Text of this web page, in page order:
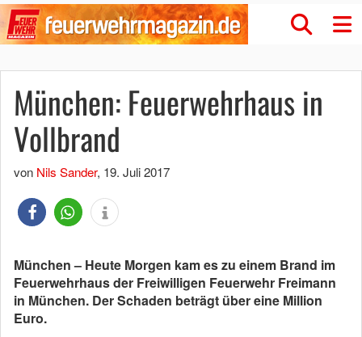
München: Feuerwehrhaus in
Vollbrand
von Nils Sander, 19. Juli 2017
München – Heute Morgen kam es zu einem Brand im
Feuerwehrhaus der Freiwilligen Feuerwehr Freimann
in München. Der Schaden beträgt über eine Million
Euro.